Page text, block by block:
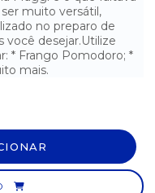
- 48G
48G
muito versátil,
no preparo de
você desejar.Utilize
* Frango Pomodoro; *
mais.